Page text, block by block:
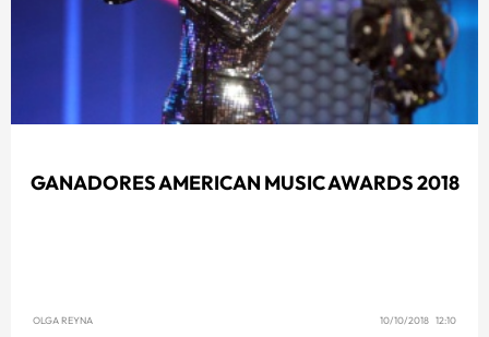
GANADORES AMERICAN MUSIC AWARDS 2018
OLGA REYNA 10/10/2018 12:10